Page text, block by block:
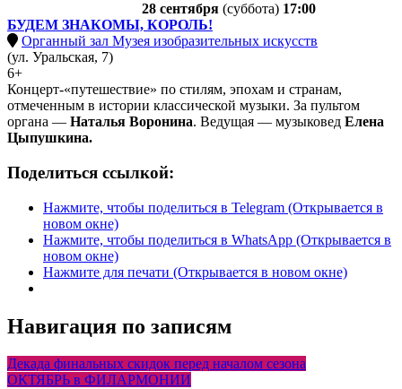
28 сентября (суббота) 17:00
БУДЕМ ЗНАКОМЫ, КОРОЛЬ!
Органный зал Музея изобразительных искусств
(ул. Уральская, 7)
6+
Концерт-«путешествие» по стилям, эпохам и странам,
отмеченным в истории классической музыки. За пультом
органа — Наталья Воронина. Ведущая — музыковед Елена
Цыпушкина.
Поделиться ссылкой:
Нажмите, чтобы поделиться в Telegram (Открывается в
новом окне)
Нажмите, чтобы поделиться в WhatsApp (Открывается в
новом окне)
Нажмите для печати (Открывается в новом окне)
Навигация по записям
Декада финальных скидок перед началом сезона
ОКТЯБРЬ в ФИЛАРМОНИИ